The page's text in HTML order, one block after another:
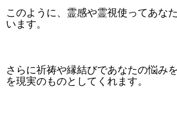
このように、霊感や霊視使ってあな
います。
さらに祈祷や縁結びであなたの悩み
を現実のものとしてくれます。